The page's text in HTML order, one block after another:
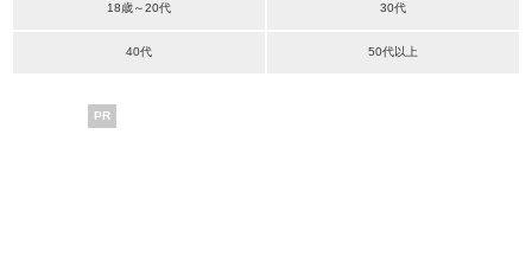
18歳～20代 30代
40代 50代以上
PR